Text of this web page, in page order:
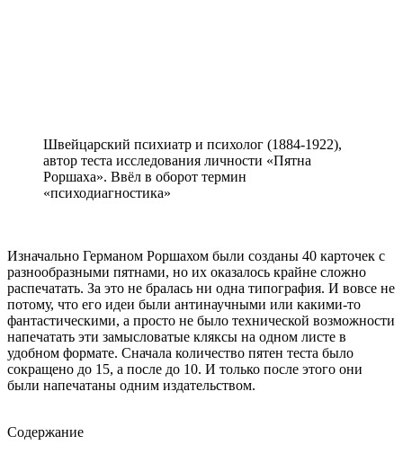
Швейцарский психиатр и психолог (1884-1922),
автор теста исследования личности «Пятна
Роршаха». Ввёл в оборот термин
«психодиагностика»
Изначально Германом Роршахом были созданы 40 карточек с
разнообразными пятнами, но их оказалось крайне сложно
распечатать. За это не бралась ни одна типография. И вовсе не
потому, что его идеи были антинаучными или какими-то
фантастическими, а просто не было технической возможности
напечатать эти замысловатые кляксы на одном листе в
удобном формате. Сначала количество пятен теста было
сокращено до 15, а после до 10. И только после этого они
были напечатаны одним издательством.
Содержание